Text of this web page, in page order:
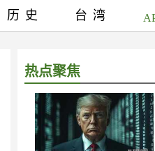
热点聚焦
历史 台湾